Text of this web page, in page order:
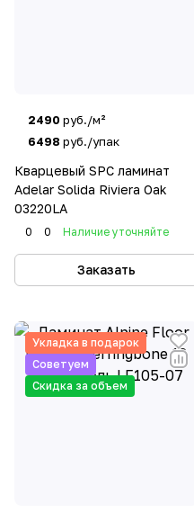
2490 руб./м²
6498 руб./упак
Кварцевый SPC ламинат
Adelar Solida Riviera Oak
03220LA
0 0 Наличие уточняйте
Заказать
Укладка в подарок
Советуем
Скидка за объем